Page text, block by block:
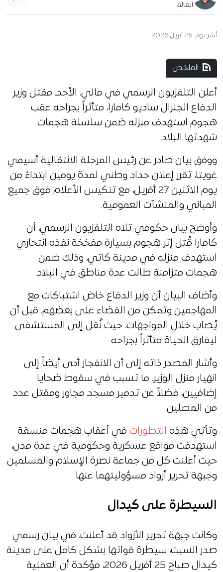
العالم
نُشر يوم: 26 أبريل 2026
الملخص
أعلن التلفزيون الرسمي في مالي، الأحد، مقتل وزير
الدفاع الجنرال ساديو كامارا، متأثراً بجراحه عقب
هجوم استهدف منزله ضمن سلسلة هجمات
شهدتها البلاد.
ووفق بيان صادر عن رئيس المرحلة الانتقالية أسيمي
غويتا، تقرر إعلان حداد وطني لمدة يومين ابتداءً من
يوم الاثنين 27 أفريل، مع تنكيس الأعلام فوق جميع
المباني والمنشآت العمومية.
وأوضح بيان حكومي تلاه التلفزيون الرسمي، أن
كامارا قُتل إثر هجوم بسيارة مفخخة نفذه انتحاري
استهدف منزله في مدينة كاتي، وذلك ضمن
هجمات متزامنة طالت عدة مناطق في البلاد.
وأضاف البيان أن وزير الدفاع خاض اشتباكات مع
المهاجمين وتمكن من القضاء على بعضهم، قبل أن
يُصاب خلال المواجهات، حيث نُقل إلى المستشفى
ليفارق الحياة متأثراً بجراحه.
وأشار المصدر ذاته إلى أن الانفجار أدى أيضاً إلى
انهيار منزل الوزير، ما تسبب في سقوط ضحايا
إضافيين، فضلاً عن تدمير مسجد مجاور ومقتل عدد
من المصلين.
وتأتي هذه التطورات في أعقاب هجمات منسقة
استهدفت مواقع عسكرية وحكومية في عدة مدن،
حيث أعلنت كل من جماعة نصرة الإسلام والمسلمين
وجبهة تحرير أزواد مسؤوليتهما عنها.
السيطرة على كيدال
وكانت جبهة تحرير الأزواد قد أعلنت، في بيان رسمي
صدر السبت، سيطرة قواتها بشكل كامل على مدينة
كيدال صباح 25 أفريل 2026، مؤكدة أن العملية